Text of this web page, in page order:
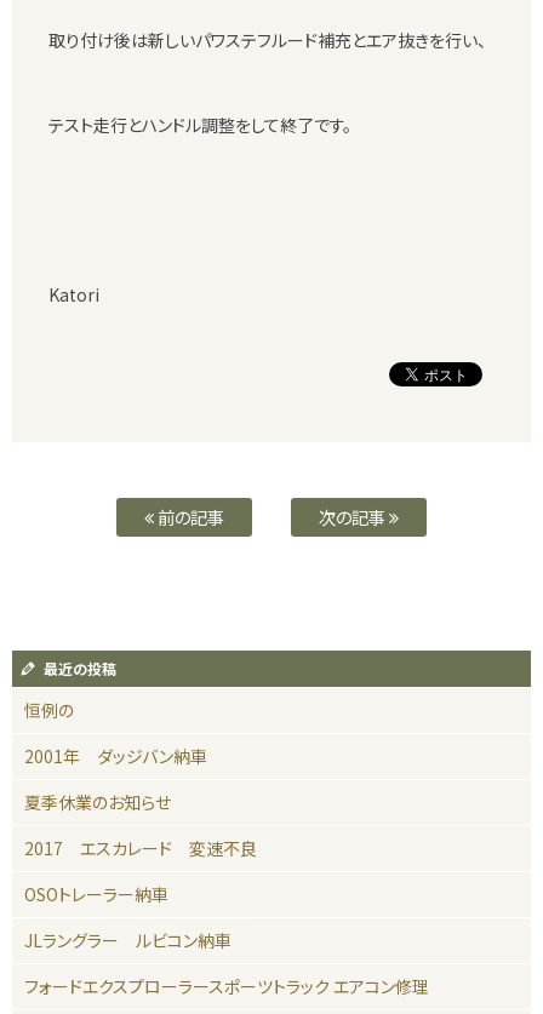
取り付け後は新しいパワステフルード補充とエア抜きを行い、
テスト走行とハンドル調整をして終了です。
Katori
前の記事 次の記事
最近の投稿
恒例の
2001年 ダッジバン納車
夏季休業のお知らせ
2017 エスカレード 変速不良
OSOトレーラー納車
JLラングラー ルビコン納車
フォードエクスプローラースポーツトラック エアコン修理